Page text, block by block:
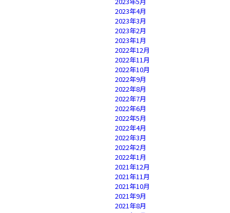
2023年4月
2023年3月
2023年2月
2023年1月
2022年12月
2022年11月
2022年10月
2022年9月
2022年8月
2022年7月
2022年6月
2022年5月
2022年4月
2022年3月
2022年2月
2022年1月
2021年12月
2021年11月
2021年10月
2021年9月
2021年8月